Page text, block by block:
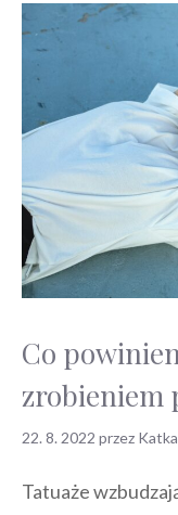
Co
zrobieniem
22. 8. 2022 przez Katka
Tatuaże